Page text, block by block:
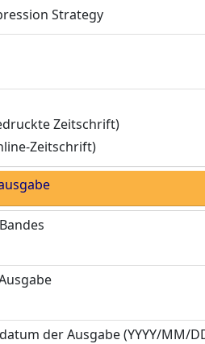
Strategy
Zeitschrift)
Zeitschrift)
der Ausgabe(YYYY/MM/